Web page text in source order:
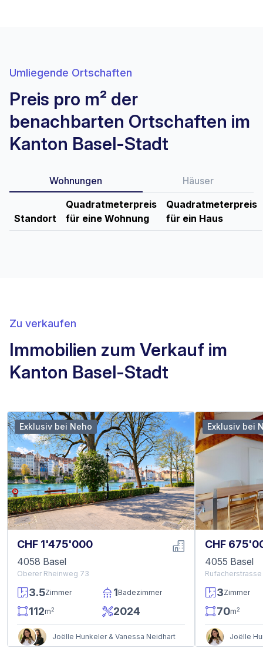
Umliegende Ortschaften
Preis pro m² der
benachbarten Ortschaften im
Kanton Basel-Stadt
Wohnungen Häuser
Standort
Quadratmeterpreis
für eine Wohnung
Quadratmeterpreis
für ein Haus
Zu verkaufen
Immobilien zum Verkauf im
Kanton Basel-Stadt
CHF 1'475'000
4058 Basel
Oberer Rheinweg 73
3.5Zimmer 1Badezimmer
112m2 2024
Joëlle Hunkeler & Vanessa Neidhart
Exklusiv bei Neho
CHF
4055 Basel
Rufacherstrasse
3Zimmer
70m2
Joëlle
Exklusiv bei